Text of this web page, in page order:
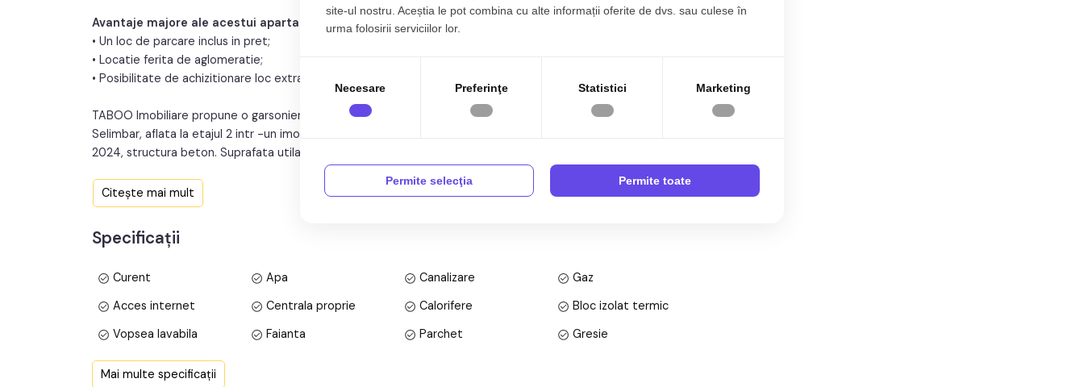
Avantaje majore ale acestui apartament:
• Un loc de parcare inclus in pret;
• Locatie ferita de aglomeratie;
• Posibilitate de achizitionare loc extra de parcare.
TABOO Imobiliare propune o garsoniera de vanzare, decomandata, situata in localitatea Sibiu, zona
Selimbar, aflata la etajul 2 intr -un imobil tip bloc cu regim de inaltime pe Parter + 2 Etaje; anul constructiei
2024, structura beton. Suprafata utila de 41 mp + balcon de 4 mp.
Apartamentul este structurat astfel:
• Hol;
• Baie;
Finisajele interioare sunt moderne:
• Usi interioare: celulare;
• Pereti: vopsea lavabila, faianta;
Citește mai mult
Specificații
Curent Apa Canalizare
Gaz
Acces internet
Centrala proprie Calorifere
Bloc izolat termic
Vopsea lavabila
Faianta Parchet
Gresie
Finisat
Mai multe specificații
site-ul nostru. Aceștia le pot combina cu alte informații oferite de dvs. sau culese în
urma folosirii serviciilor lor.
Necesare Preferinţe Statistici Marketing
Permite selecţia Permite toate